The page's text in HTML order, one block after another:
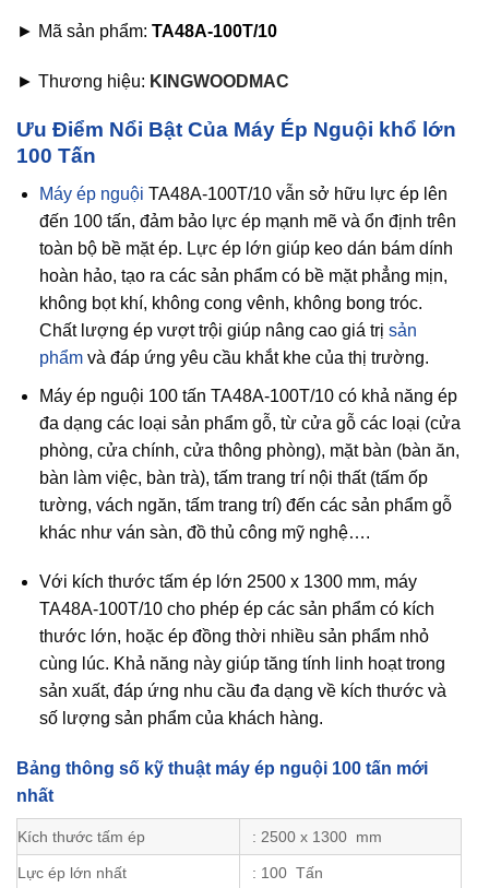
► Mã sản phẩm: TA48A-100T/10
► Thương hiệu: KINGWOODMAC
Ưu Điểm Nổi Bật Của Máy Ép Nguội khổ lớn
100 Tấn
Máy ép nguội TA48A-100T/10 vẫn sở hữu lực ép lên
đến 100 tấn, đảm bảo lực ép mạnh mẽ và ổn định trên
toàn bộ bề mặt ép. Lực ép lớn giúp keo dán bám dính
hoàn hảo, tạo ra các sản phẩm có bề mặt phẳng mịn,
không bọt khí, không cong vênh, không bong tróc.
Chất lượng ép vượt trội giúp nâng cao giá trị sản
phẩmvà đáp ứng yêu cầu khắt khe của thị trường.
Máy ép nguội 100 tấn TA48A-100T/10 có khả năng ép
đa dạng các loại sản phẩm gỗ, từ cửa gỗ các loại (cửa
phòng, cửa chính, cửa thông phòng), mặt bàn (bàn ăn,
bàn làm việc, bàn trà), tấm trang trí nội thất (tấm ốp
tường, vách ngăn, tấm trang trí) đến các sản phẩm gỗ
khác như ván sàn, đồ thủ công mỹ nghệ….
Với kích thước tấm ép lớn 2500 x 1300 mm, máy
TA48A-100T/10 cho phép ép các sản phẩm có kích
thước lớn, hoặc ép đồng thời nhiều sản phẩm nhỏ
cùng lúc. Khả năng này giúp tăng tính linh hoạt trong
sản xuất, đáp ứng nhu cầu đa dạng về kích thước và
số lượng sản phẩm của khách hàng.
Bảng thông số kỹ thuật máy ép nguội 100 tấn mới
nhất
Kích thước tấm ép : 2500 x 1300 mm
Lực ép lớn nhất : 100 Tấn